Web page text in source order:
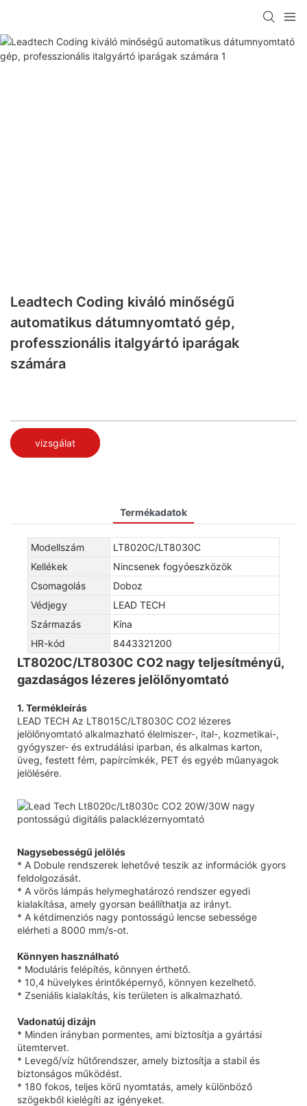
Leadtech Coding kiváló minőségű
automatikus dátumnyomtató gép,
professzionális italgyártó iparágak
számára
vizsgálat
Termékadatok
Modellszám
LT8020C/LT8030C
Kellékek
Nincsenek fogyóeszközök
Csomagolás
Doboz
Védjegy
LEAD TECH
Származás
Kína
HR-kód
8443321200
LT8020C/LT8030C CO2 nagy teljesítményű,
gazdaságos lézeres jelölőnyomtató
1. Termékleírás
LEAD TECH Az LT8015C/LT8030C CO2 lézeres
jelölőnyomtató alkalmazható élelmiszer-, ital-, kozmetikai-,
gyógyszer- és extrudálási iparban, és alkalmas karton,
üveg, festett fém, papírcímkék, PET és egyéb műanyagok
jelölésére.
Nagysebességű jelölés
* A Dobule rendszerek lehetővé teszik az információk gyors
feldolgozását.
* A vörös lámpás helymeghatározó rendszer egyedi
kialakítása, amely gyorsan beállíthatja az irányt.
* A kétdimenziós nagy pontosságú lencse sebessége
elérheti a 8000 mm/s-ot.
Könnyen használható
* Moduláris felépítés, könnyen érthető.
* 10,4 hüvelykes érintőképernyő, könnyen kezelhető.
* Zseniális kialakítás, kis területen is alkalmazható.
Vadonatúj dizájn
* Minden irányban pormentes, ami biztosítja a gyártási
ütemtervet.
* Levegő/víz hűtőrendszer, amely biztosítja a stabil és
biztonságos működést.
* 180 fokos, teljes körű nyomtatás, amely különböző
szögekből kielégíti az igényeket.